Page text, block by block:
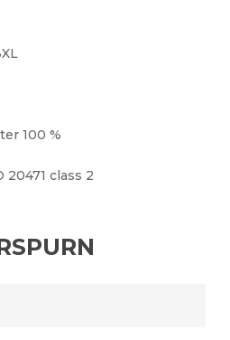
100 %
20471 class 2